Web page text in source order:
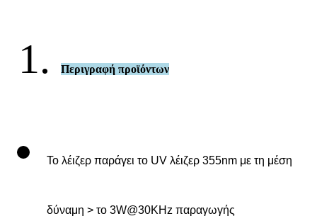
1. Περιγραφή προϊόντων
Το λέιζερ παράγει το UV λέιζερ 355nm με τη μέση
δύναμη > το 3W@30KHz παραγωγής